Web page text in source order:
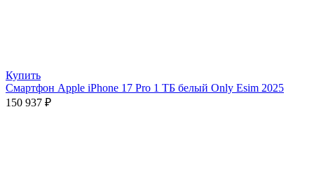
Купить
Смартфон Apple iPhone 17 Pro 1 ТБ белый Only Esim 2025
150 937 ₽